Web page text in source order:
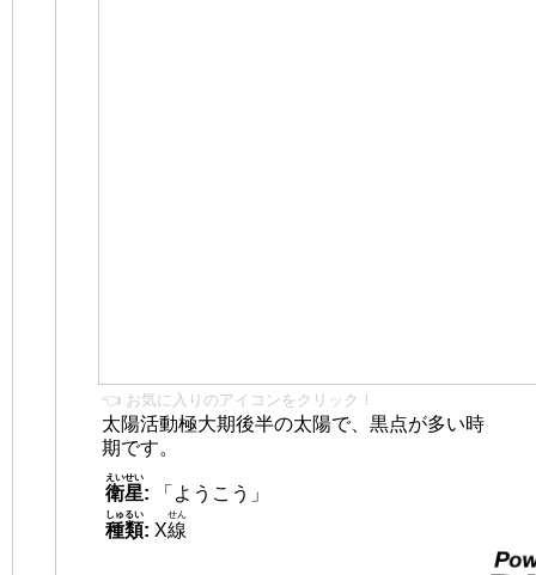
👈 お気に入りのアイコンをクリック！
太陽活動極大期後半の太陽で、黒点が多い時
期です。
衛星
えいせい
:
「ようこう」
種類
しゅるい
: X線
せん